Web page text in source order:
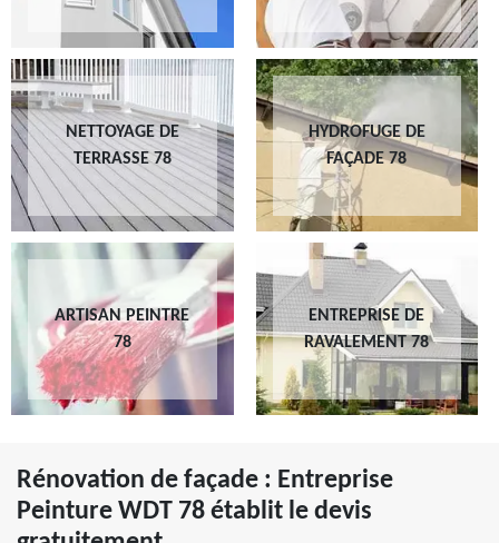
NETTOYAGE DE
TERRASSE 78
HYDROFUGE DE
FAÇADE 78
ARTISAN PEINTRE
78
ENTREPRISE DE
RAVALEMENT 78
Rénovation de façade : Entreprise
Peinture WDT 78 établit le devis